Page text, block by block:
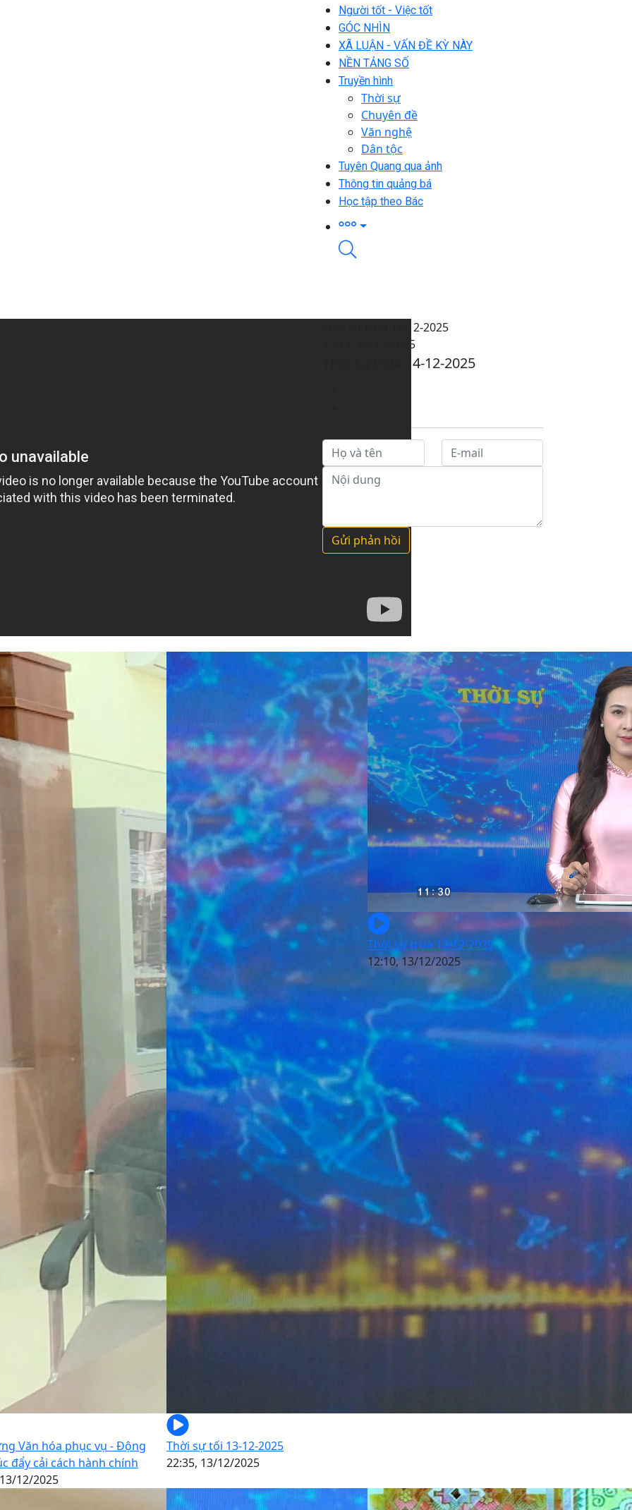
Người tốt - Việc tốt
GÓC NHÌN
XÃ LUẬN - VẤN ĐỀ KỲ NÀY
NỀN TẢNG SỐ
Truyền hình
Thời sự
Chuyên đề
Văn nghệ
Dân tộc
Tuyên Quang qua ảnh
Thông tin quảng bá
Học tập theo Bác
Thời sự trưa 14-12-2025
12:13, 14/12/2025
Thời sự trưa 14-12-2025
Gửi phản hồi
Văn hóa phục vụ - Động
đẩy cải cách hành chính
12/2025
Thời sự tối 13-12-2025
22:35, 13/12/2025
Thời sự trưa 13-12-2025
12:10, 13/12/2025